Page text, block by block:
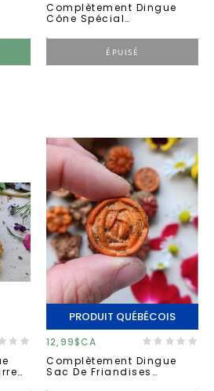
Complètement Dingue
Cône Spécial
ÉPUISÉ
PRODUIT QUÉBÉCOIS
12,99$CA
Complètement Dingue
Sac De Friandises